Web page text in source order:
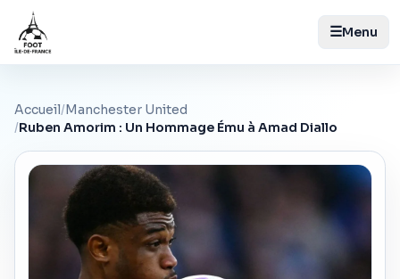
☰Menu
Accueil/Manchester United
/Ruben Amorim : Un Hommage Ému à Amad Diallo